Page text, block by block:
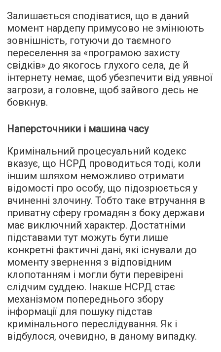
Залишається сподіватися, що в даний
момент нардепу примусово не змінюють
зовнішність, готуючи до таємного
переселення за «програмою захисту
свідків» до якогось глухого села, де й
інтернету немає, щоб убезпечити від уявної
загрози, а головне, щоб зайвого десь не
бовкнув.
Наперсточники і машина часу
Кримінальний процесуальний кодекс
вказує, що НСРД проводиться тоді, коли
іншим шляхом неможливо отримати
відомості про особу, що підозрюється у
вчиненні злочину. Тобто таке втручання в
приватну сферу громадян з боку держави
має виключний характер. Достатніми
підставами тут можуть бути лише
конкретні фактичні дані, які існували до
моменту звернення з відповідним
клопотанням і могли бути перевірені
слідчим суддею. Інакше НСРД стає
механізмом попереднього збору
інформації для пошуку підстав
кримінального переслідування. Як і
відбулося, очевидно, в даному випадку.